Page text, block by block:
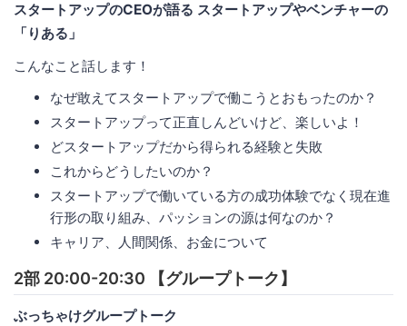
スタートアップのCEOが語る スタートアップやベンチャーの
「りある」
こんなこと話します！
なぜ敢えてスタートアップで働こうとおもったのか？
スタートアップって正直しんどいけど、楽しいよ！
どスタートアップだから得られる経験と失敗
これからどうしたいのか？
スタートアップで働いている⽅の成功体験でなく現在進
⾏形の取り組み、パッションの源は何なのか？
キャリア、⼈間関係、お⾦について
2部 20:00-20:30 【グループトーク】
ぶっちゃけグループトーク